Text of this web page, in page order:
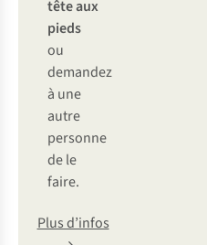
tête aux
pieds
ou
demandez
à une
autre
personne
de le
faire.
Plus d’infos